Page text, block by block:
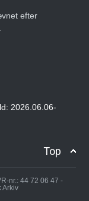
efter
2026.06.06-
Top
nr.: 44 72 06 47 -
Arkiv